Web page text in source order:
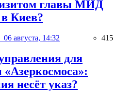
главы МИД
Киев?
06 августа, 14:32 415
для
несёт указ?